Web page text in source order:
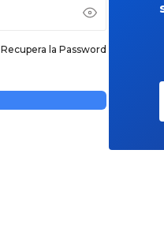
Recupera la Password